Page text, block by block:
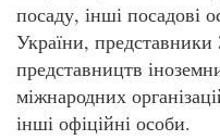
посаду, інші посадові
України,
представництв
міжнародних
інші офіційні особи.